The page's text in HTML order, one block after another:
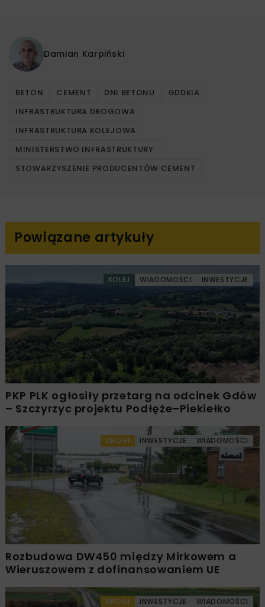
Damian Karpiński
BETON CEMENT DNI BETONU
GDDKIA
INFRASTRUKTURA DROGOWA
INFRASTRUKTURA KOLEJOWA
MINISTERSTWO INFRASTRUKTURY
STOWARZYSZENIE PRODUCENTÓW CEMENT
Powiązane artykuły
KOLEJ WIADOMOŚCI INWESTYCJE
PKP PLK ogłosiły przetarg na odcinek Gdów
– Szczyrzyc projektu Podłęże–Piekiełko
DROGI INWESTYCJE WIADOMOŚCI
Rozbudowa DW450 między Mirkowem a
Wieruszowem z dofinansowaniem UE
DROGI INWESTYCJE WIADOMOŚCI